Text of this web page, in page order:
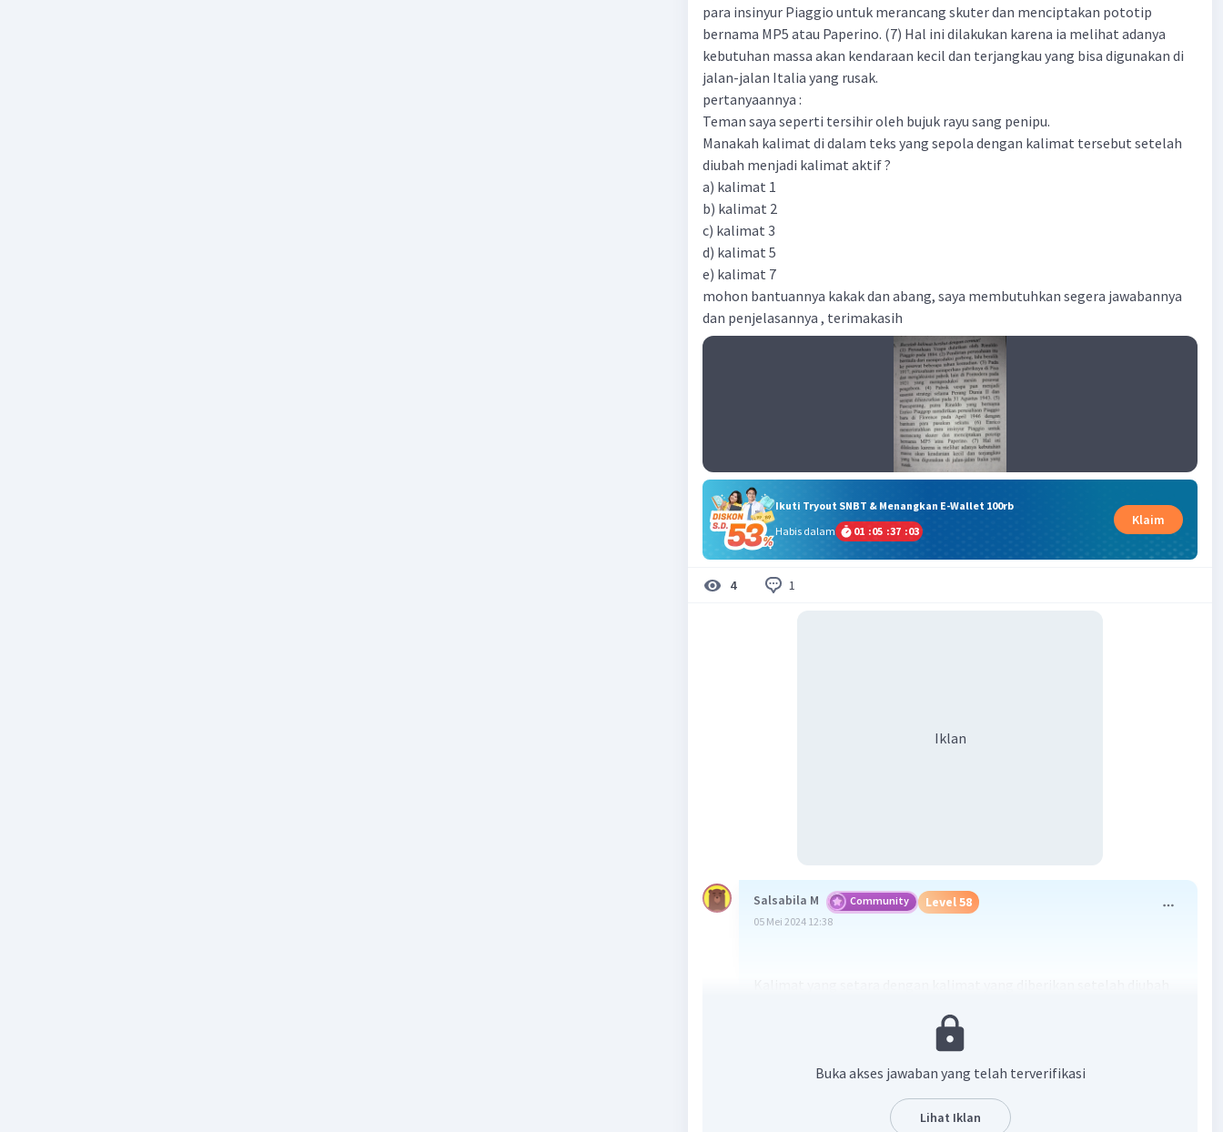
para insinyur Piaggio untuk merancang skuter dan menciptakan pototip
bernama MP5 atau Paperino. (7) Hal ini dilakukan karena ia melihat adanya
kebutuhan massa akan kendaraan kecil dan terjangkau yang bisa digunakan di
jalan-jalan Italia yang rusak.
pertanyaannya :
Teman saya seperti tersihir oleh bujuk rayu sang penipu.
Manakah kalimat di dalam teks yang sepola dengan kalimat tersebut setelah
diubah menjadi kalimat aktif ?
a) kalimat 1
b) kalimat 2
c) kalimat 3
d) kalimat 5
e) kalimat 7
mohon bantuannya kakak dan abang, saya membutuhkan segera jawabannya
dan penjelasannya , terimakasih
Ikuti Tryout SNBT & Menangkan E-Wallet 100rb
Habis dalam
01 :05 :37 :02
Klaim
4 1
Iklan
Salsabila M Community Level 58
05 Mei 2024 12:38
Kalimat yang diberikan untuk dibandingkan adalah:
"Teman saya seperti tersihir oleh bujuk rayu sang penipu."
Buka akses jawaban yang telah terverifikasi
Lihat Iklan